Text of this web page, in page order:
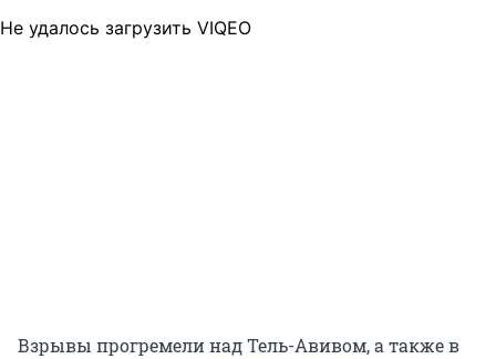
Не удалось загрузить VIQEO
Взрывы прогремели над Тель-Авивом, а также в